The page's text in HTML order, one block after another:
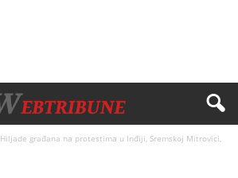
Hiljade građana na protestima u Inđiji, Sremskoj Mitrovici,